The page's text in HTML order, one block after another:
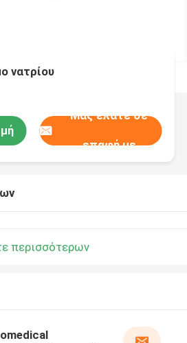
νατρίου
Μας ελάτε σε
επαφή με
περισσότερων